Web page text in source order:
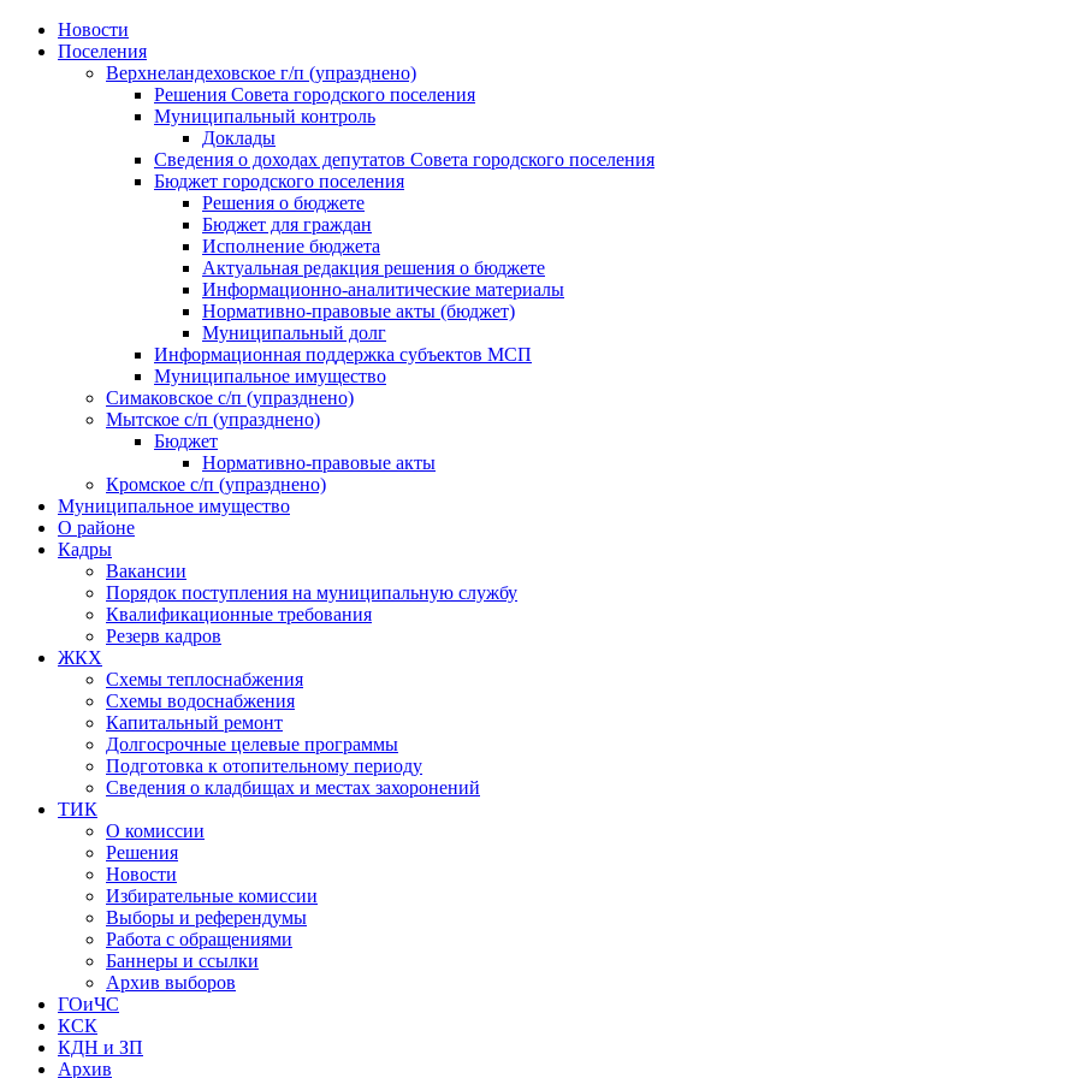
Skip
Новости
Поселения
Верхнеландеховское г/п (упразднено)
Решения Совета городского поселения
Муниципальный контроль
Доклады
Сведения о доходах депутатов Совета городского поселения
Бюджет городского поселения
Решения о бюджете
Бюджет для граждан
Исполнение бюджета
Актуальная редакция решения о бюджете
Информационно-аналитические материалы
Нормативно-правовые акты (бюджет)
Муниципальный долг
Информационная поддержка субъектов МСП
Муниципальное имущество
Симаковское с/п (упразднено)
Мытское с/п (упразднено)
Бюджет
Нормативно-правовые акты
Кромское с/п (упразднено)
Муниципальное имущество
О районе
Кадры
Вакансии
Порядок поступления на муниципальную службу
Квалификационные требования
Резерв кадров
ЖКХ
Схемы теплоснабжения
Схемы водоснабжения
Капитальный ремонт
Долгосрочные целевые программы
Подготовка к отопительному периоду
Сведения о кладбищах и местах захоронений
ТИК
О комиссии
Решения
Новости
Избирательные комиссии
Выборы и референдумы
Работа с обращениями
Баннеры и ссылки
Архив выборов
ГОиЧС
КСК
КДН и ЗП
Архив